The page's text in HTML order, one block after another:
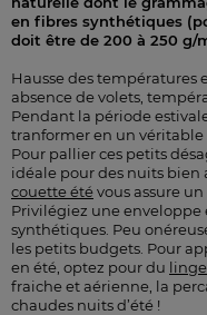
en fibres synthétiques
doit être de 200 à 250 g/
Hausse des températures
absence de volets,
Pendant la période
tranformer en un véritable
Pour pallier ces petits
idéale pour des nuits bien
couette étévous assure
Privilégiez une enveloppe
synthétiques. Peu
les petits budgets. Pour
en été, optez pour du
fraiche et aérienne, la
chaudes nuits d’été !